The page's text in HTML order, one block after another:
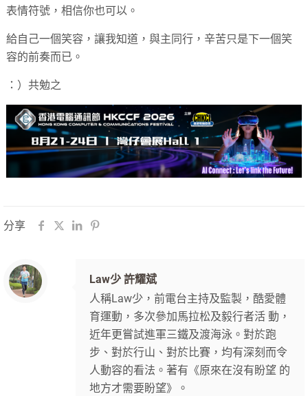
表情符號，相信你也可以。
給自己一個笑容，讓我知道，與主同行，辛苦只是下一個笑
容的前奏而已。
：）共勉之
分享
Law少 許耀斌
人稱Law少，前電台主持及監製，酷愛體
育運動，多次參加馬拉松及毅行者活 動，
近年更嘗試進軍三鐵及渡海泳。對於跑
步、對於行山、對於比賽，均有深刻而令
人動容的看法。著有《原來在沒有盼望 的
地方才需要盼望》。